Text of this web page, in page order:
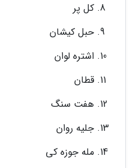
کل پر
حبل کیشان
اشتره لوان
قطان
هفت سنگ
جلیه روان
مله جوزه کی